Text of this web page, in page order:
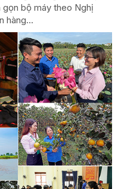
bộ máy theo Nghị
hàng...